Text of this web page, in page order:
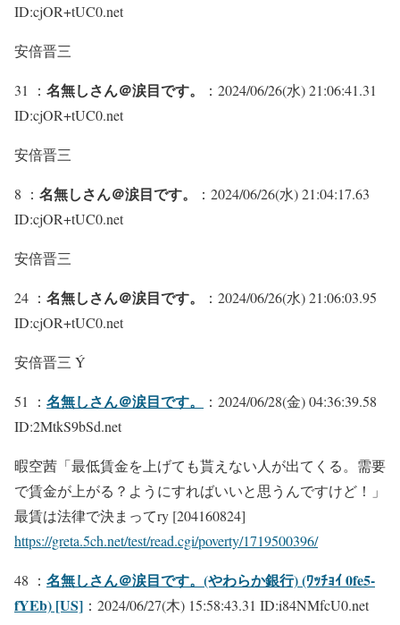
ID:cjOR+tUC0.net
安倍晋三
31 ： 名無しさん＠涙目です。
：2024/06/26(水) 21:06:41.31
ID:cjOR+tUC0.net
安倍晋三
8 ： 名無しさん＠涙目です。
：2024/06/26(水) 21:04:17.63
ID:cjOR+tUC0.net
安倍晋三
24 ： 名無しさん＠涙目です。
：2024/06/26(水) 21:06:03.95
ID:cjOR+tUC0.net
安倍晋三 Ý
51 ： 名無しさん＠涙目です。
：2024/06/28(金) 04:36:39.58
ID:2MtkS9bSd.net
暇空茜「最低賃金を上げても貰えない人が出てくる。需要
で賃金が上がる？ようにすればいいと思うんですけど！」
最賃は法律で決まってry [204160824]
https://greta.5ch.net/test/read.cgi/poverty/1719500396/
48 ： 名無しさん＠涙目です。(やわらか銀行) (ﾜｯﾁｮｲ 0fe5-
fYEb) [US] ：2024/06/27(木) 15:58:43.31 ID:i84NMfcU0.net